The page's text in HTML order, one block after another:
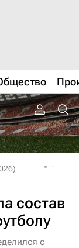
состав
с